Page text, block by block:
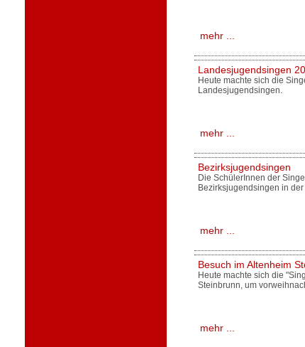
mehr ...
Landesjugendsingen
Heute machte sich die
Landesjugendsingen.
mehr ...
Bezirksjugendsingen
Die SchülerInnen der
Bezirksjugendsingen in
mehr ...
Besuch im Altenheim
Heute machte sich die
Steinbrunn, um
mehr ...